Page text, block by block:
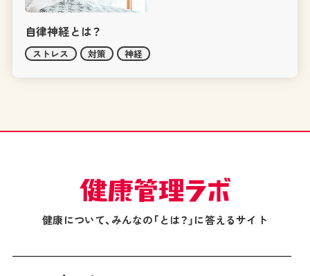
自律神経とは？
ストレス 対策 神経
健康について、みんなの「とは？」に答えるサイト